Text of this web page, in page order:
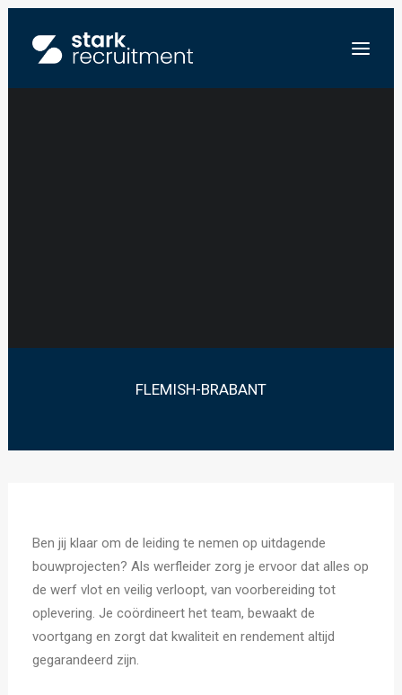
FLEMISH-BRABANT
Ben jij klaar om de leiding te nemen op uitdagende
bouwprojecten? Als werfleider zorg je ervoor dat alles op
de werf vlot en veilig verloopt, van voorbereiding tot
oplevering. Je coördineert het team, bewaakt de
voortgang en zorgt dat kwaliteit en rendement altijd
gegarandeerd zijn.